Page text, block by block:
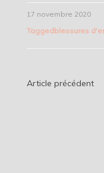
17 novembre 2020
Taggedblessures
Article précédent